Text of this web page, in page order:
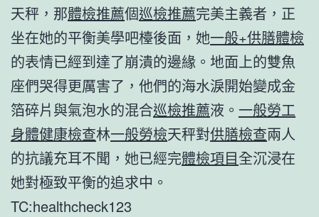
天秤，那體檢推薦個巡檢推薦完美主義者，正
坐在她的平衡美學吧檯後面，她一般+供膳體檢
的表情已經到達了崩潰的邊緣。地面上的雙魚
座們哭得更厲害了，他們的海水淚開始變成金
箔碎片與氣泡水的混合巡檢推薦液。 一般勞工
身體健康檢查林一般勞檢天秤對供膳檢查兩人
的抗議充耳不聞，她已經完體檢項目全沉浸在
她對極致平衡的追求中。
TC:healthcheck123